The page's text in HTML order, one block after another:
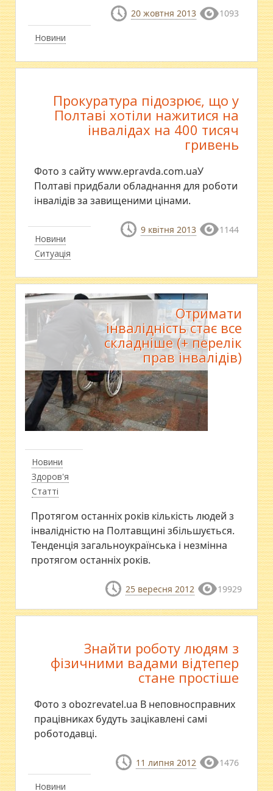
Новини
20 жовтня 2013 1093
Новини
Ситуація
Прокуратура підозрює, що у
Полтаві хотіли нажитися на
інвалідах на 400 тисяч
гривень
Фото з сайту www.epravda.com.uaУ
Полтаві придбали обладнання для роботи
інвалідів за завищеними цінами.
9 квітня 2013 1144
Новини
Здоров'я
Статті
Отримати
інвалідність стає все
складніше (+ перелік
прав інвалідів)
Протягом останніх років кількість людей з
інвалідністю на Полтавщині збільшується.
Тенденція загальноукраїнська і незмінна
протягом останніх років.
25 вересня 2012 19929
Новини
Знайти роботу людям з
фізичними вадами відтепер
стане простіше
Фото з obozrevatel.ua В неповносправних
працівниках будуть зацікавлені самі
роботодавці.
11 липня 2012 1476